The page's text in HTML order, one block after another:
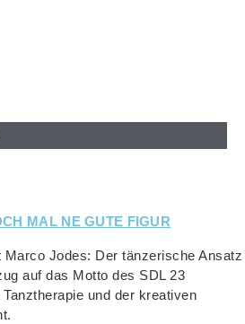
MAL NE GUTE FIGUR
Jodes: Der tän­ze­ri­sche Ansatz
auf das Mot­to des SDL 23
und der krea­ti­ven